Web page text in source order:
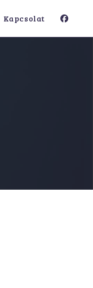
Kapcsolat